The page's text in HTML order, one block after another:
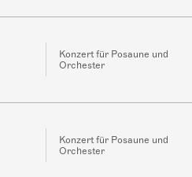
Konzert für Posaune und
Orchester
Konzert für Posaune und
Orchester